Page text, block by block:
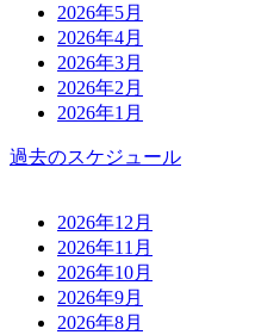
2026年5月
2026年4月
2026年3月
2026年2月
2026年1月
過去のスケジュール
2026年12月
2026年11月
2026年10月
2026年9月
2026年8月